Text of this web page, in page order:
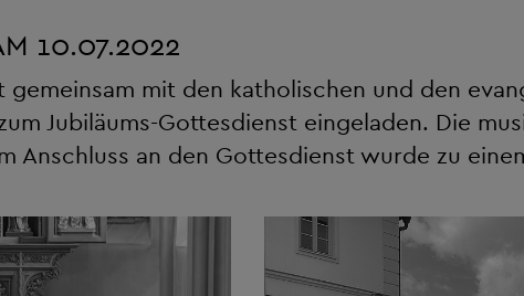
10.07.2022
gemeinsam mit den katholischen und den
Jubiläums-Gottesdienst eingeladen. Die
Anschluss an den Gottesdienst wurde zu